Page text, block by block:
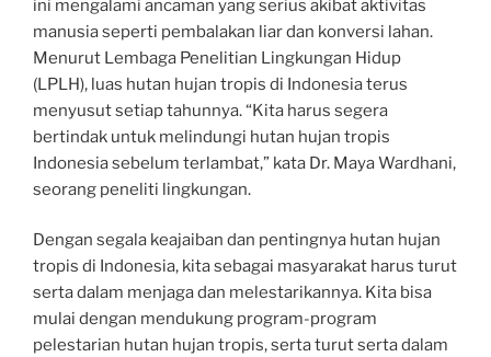
ini mengalami ancaman yang serius akibat aktivitas
manusia seperti pembalakan liar dan konversi lahan.
Menurut Lembaga Penelitian Lingkungan Hidup
(LPLH), luas hutan hujan tropis di Indonesia terus
menyusut setiap tahunnya. “Kita harus segera
bertindak untuk melindungi hutan hujan tropis
Indonesia sebelum terlambat,” kata Dr. Maya Wardhani,
seorang peneliti lingkungan.
Dengan segala keajaiban dan pentingnya hutan hujan
tropis di Indonesia, kita sebagai masyarakat harus turut
serta dalam menjaga dan melestarikannya. Kita bisa
mulai dengan mendukung program-program
pelestarian hutan hujan tropis, serta turut serta dalam